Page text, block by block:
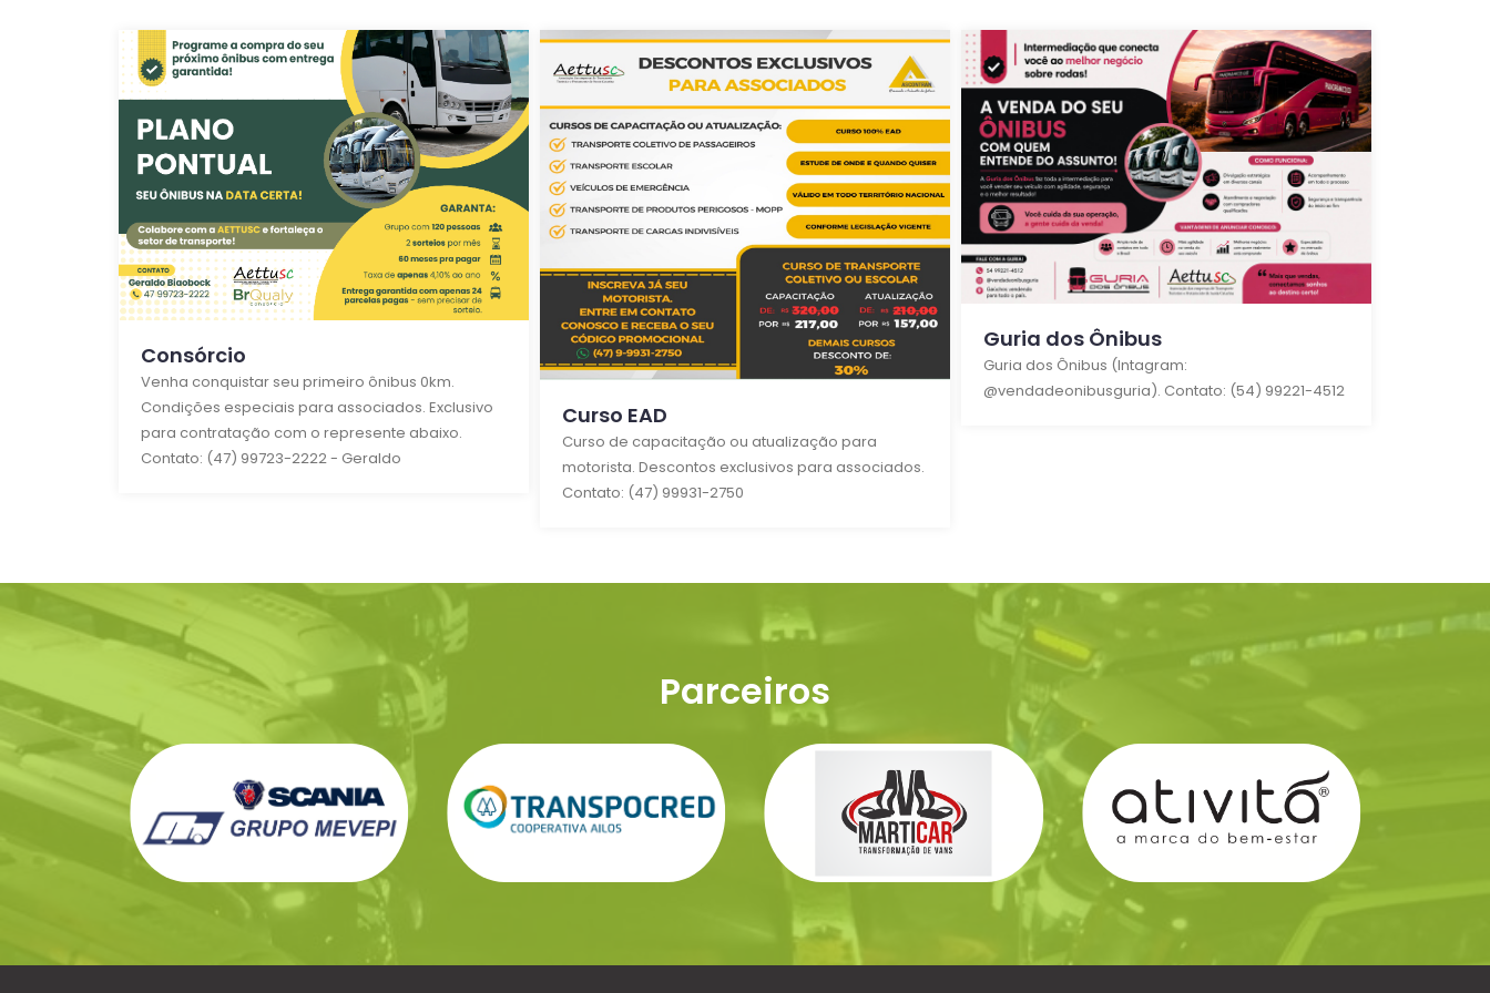
Consórcio
Venha conquistar seu primeiro ônibus 0km.
Condições especiais para associados. Exclusivo
para contratação com o represente abaixo.
Contato: (47) 99723-2222 - Geraldo
Curso EAD
Curso de capacitação ou atualização para
motorista. Descontos exclusivos para associados.
Contato: (47) 99931-2750
Guria dos Ônibus
Guria dos Ônibus (Intagram:
@vendadeonibusguria). Contato: (54) 99221-4512
Parceiros